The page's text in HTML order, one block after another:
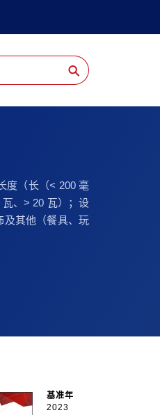
⚲
度（长（< 200 毫
、> 20 瓦）；设
及其他（餐具、玩
基准年
2023